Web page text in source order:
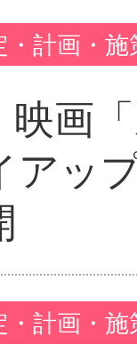
・計画・施
画
アッ
・計画・施